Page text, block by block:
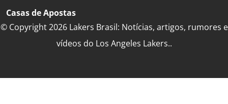
Casas de Apostas
© Copyright 2026 Lakers Brasil: Notícias, artigos, rumores e
vídeos do Los Angeles Lakers..